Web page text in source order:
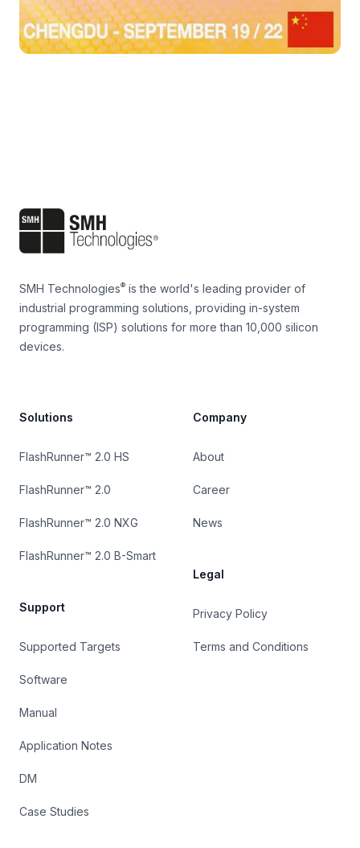
SMH Technologies® is the world's leading provider of
industrial programming solutions, providing in-system
programming (ISP) solutions for more than 10,000 silicon
devices.
Solutions
FlashRunner™ 2.0 HS
FlashRunner™ 2.0
FlashRunner™ 2.0 NXG
FlashRunner™ 2.0 B-Smart
Support
Supported Targets
Software
Manual
Application Notes
DM
Case Studies
Company
About
Career
News
Legal
Privacy Policy
Terms and Conditions